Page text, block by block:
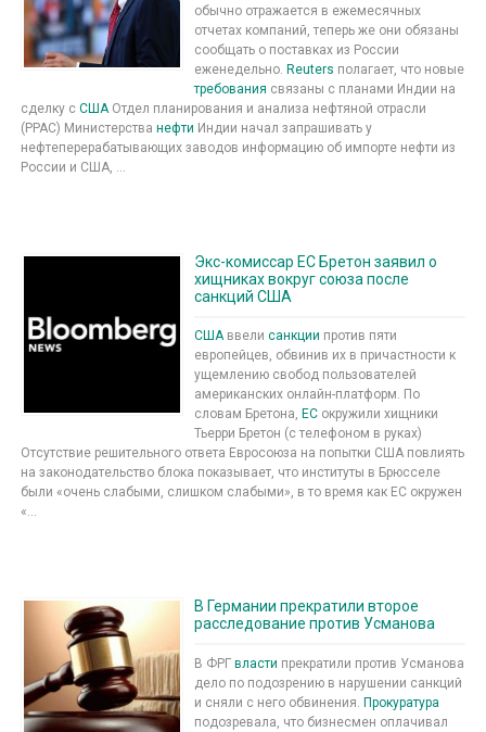
обычно отражается в ежемесячных
отчетах компаний, теперь же они обязаны
сообщать о поставках из России
еженедельно. Reuters полагает, что новые
требования связаны с планами Индии на
сделку с СШАОтдел планирования и анализа нефтяной отрасли
(PPAC) Министерства нефти Индии начал запрашивать у
нефтеперерабатывающих заводов информацию об импорте нефти из
России и США, ...
Экс-комиссар ЕС Бретон заявил о
хищниках вокруг союза после
санкций США
СШАввели санкции против пяти
европейцев, обвинив их в причастности к
ущемлению свобод пользователей
американских онлайн-платформ. По
словам Бретона, ЕС окружили хищники
Тьерри Бретон (с телефоном в руках)
Отсутствие решительного ответа Евросоюза на попытки США повлиять
на законодательство блока показывает, что институты в Брюсселе
были «очень слабыми, слишком слабыми», в то время как ЕС окружен
«...
В Германии прекратили второе
расследование против Усманова
В ФРГ власти прекратили против Усманова
дело по подозрению в нарушении санкций
и сняли с него обвинения. Прокуратура
подозревала, что бизнесмен оплачивал